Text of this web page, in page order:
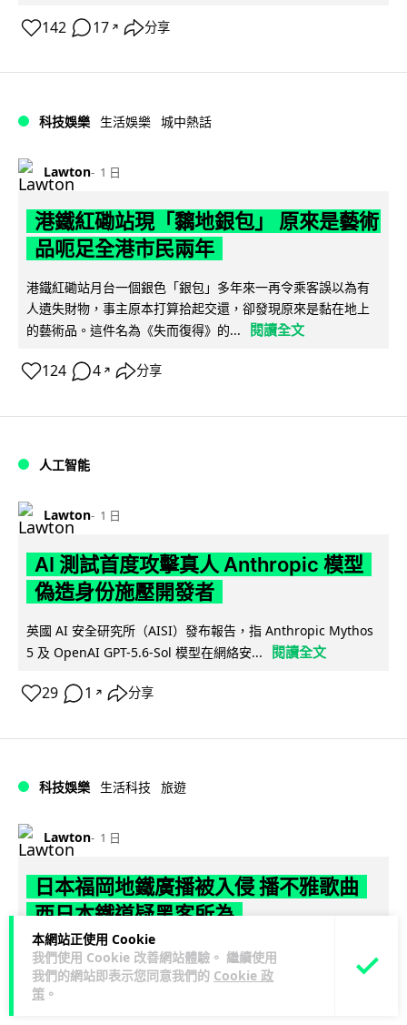
本網站正使用 Cookie
我們使用 Cookie 改善網站體驗。 繼續使用
我們的網站即表示您同意我們的 Cookie 政
策 。
142 17 ↗ 分享
科技娛樂 生活娛樂 城中熱話
Lawton 1 日
港鐵紅磡站現「黐地銀包」 原來是藝術
品呃足全港市民兩年
港鐵紅磡站月台一個銀色「銀包」多年來一再令乘客誤以為有
人遺失財物，事主原本打算拾起交還，卻發現原來是黏在地上
的藝術品。這件名為《失而復得》的...
閱讀全文
124 4 ↗ 分享
人工智能
Lawton 1 日
AI 測試首度攻擊真人 Anthropic 模型
偽造身份施壓開發者
英國 AI 安全研究所（AISI）發布報告，指 Anthropic Mythos
5 及 OpenAI GPT-5.6-Sol 模型在網絡安...
閱讀全文
29 1 ↗ 分享
科技娛樂 生活科技 旅遊
Lawton 1 日
日本福岡地鐵廣播被入侵 播不雅歌曲
西日本鐵道疑黑客所為
日本福岡西鐵天神大牟田線兩個車站，8 月 4 日廣播系統離奇
播出粗俗歌聲，西日本鐵道懷疑遭第三方非法入侵，正調查事
件並考慮報案。網上一度傳言...